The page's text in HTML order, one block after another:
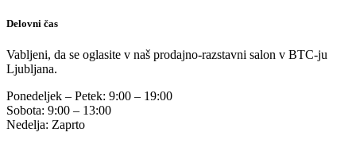
Delovni čas
Vabljeni, da se oglasite v naš prodajno-razstavni salon v BTC-ju
Ljubljana.
Ponedeljek – Petek: 9:00 – 19:00
Sobota: 9:00 – 13:00
Nedelja: Zaprto